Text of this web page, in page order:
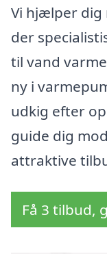
Vi hjælper dig
der
til vand
ny i
udkig efter
guide dig
attraktive
Få 3 tilbud,